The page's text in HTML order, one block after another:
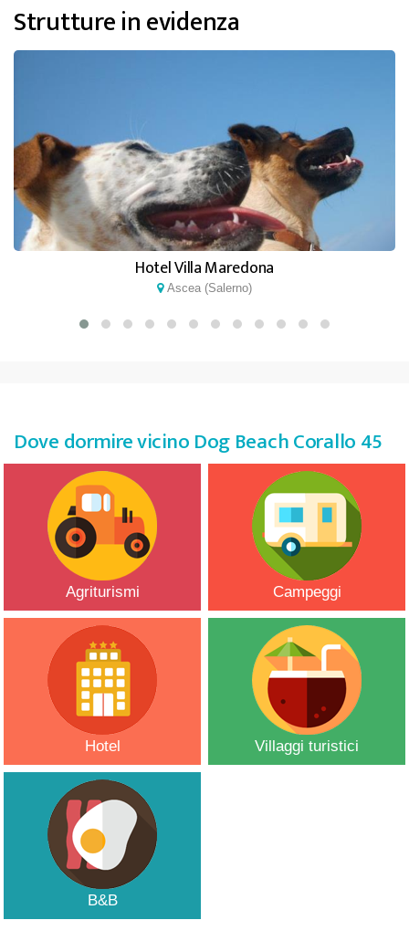
Strutture in evidenza
Hotel Villa Maredona
Ascea (Salerno)
Dove dormire vicino Dog Beach Corallo 45
Agriturismi Campeggi
Hotel Villaggi turistici
B&B